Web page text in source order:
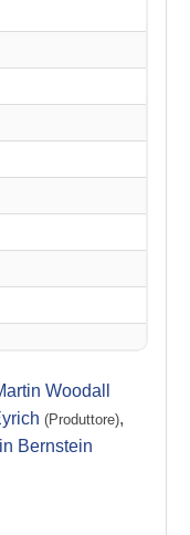
Woodall
(Produttore),
Bernstein